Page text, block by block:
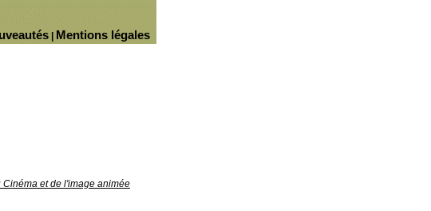
Mentions légales
et de l'image animée